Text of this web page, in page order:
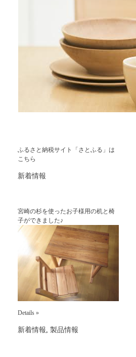
ふるさと納税サイト「さとふる」は
こちら
新着情報
宮崎の杉を使ったお子様用の机と椅
子ができました♪
Details »
新着情報, 製品情報